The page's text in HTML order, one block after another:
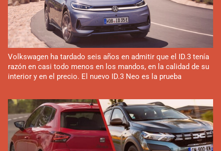
Volkswagen ha tardado seis años en admitir que el ID.3 tenía
razón en casi todo menos en los mandos, en la calidad de su
interior y en el precio. El nuevo ID.3 Neo es la prueba